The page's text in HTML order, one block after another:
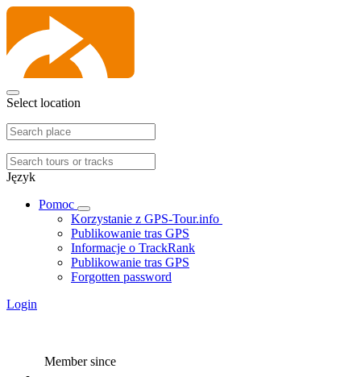
Select location
Język
Pomoc
Korzystanie z GPS-Tour.info
Publikowanie tras GPS
Informacje o TrackRank
Publikowanie tras GPS
Forgotten password
Login
Member since